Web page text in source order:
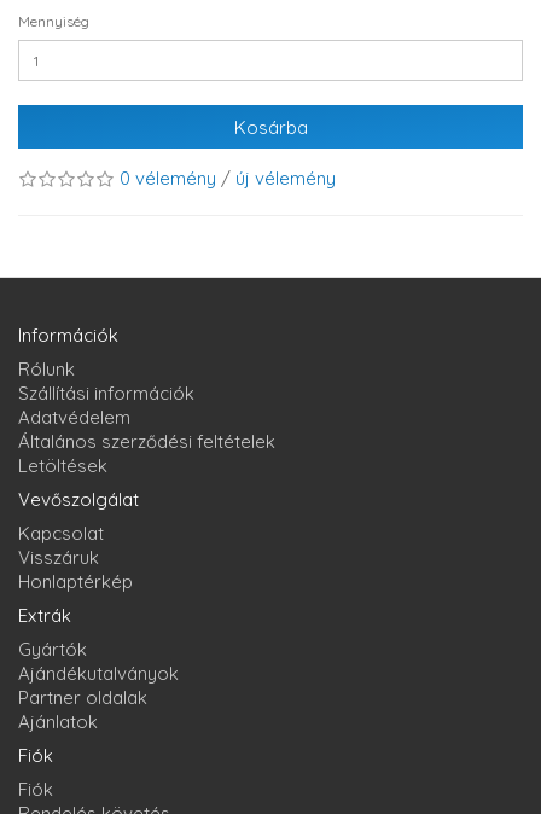
Mennyiség
Kosárba
0 vélemény / új vélemény
Információk
Rólunk
Szállítási információk
Adatvédelem
Általános szerződési feltételek
Letöltések
Vevőszolgálat
Kapcsolat
Visszáruk
Honlaptérkép
Extrák
Gyártók
Ajándékutalványok
Partner oldalak
Ajánlatok
Fiók
Fiók